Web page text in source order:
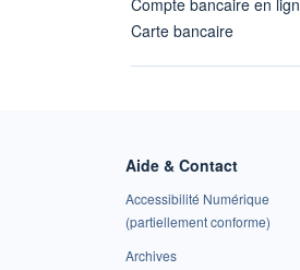
Carte bancaire
Aide & Contact
Accessibilité Numérique
(partiellement conforme)
Archives